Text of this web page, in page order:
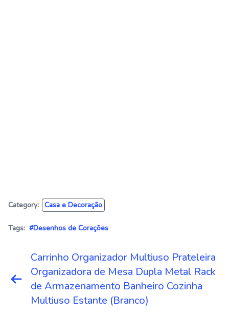
Category: Casa e Decoração
Tags: #Desenhos de Corações
Navegação
Post
Carrinho Organizador Multiuso Prateleira
Organizadora de Mesa Dupla Metal Rack
de Armazenamento Banheiro Cozinha
Multiuso Estante (Branco)